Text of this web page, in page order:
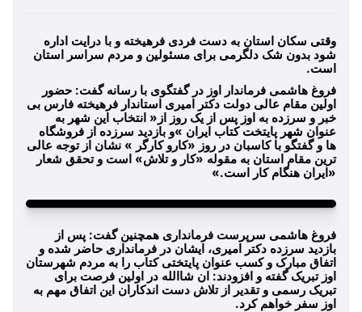
وقتی سکان استان به دست فردی فرهیخته و با درایت اداره
شود بدون شک دلگرمی برای مسئولین و مردم سراسر استان
است.
فروغ هاشمی فرماندار اوز در گفتگوی با رسانه گفت: حضور
اولین مقام عالی دولت دکتر امیری استاندار فرهیخته فارس بی
خبر و سرزده به اوز پس از یک روز از« انتخاب این شهر به
عنوان شهر پایتخت کتاب ایران »و بازدید سرزده از فروشگاه
ها و گفتگو با کاسبان در روز «کارو کارگر » نشان از توجه عالی
ترین مقام استان به مقوله «کار و تلاش» است و تحقق شعار
«ایران هنگام کار است.»
فروغ هاشمی سرپرست فرمانداری همچنین گفت: پس از
بازدید سرزده دکتر امیری، ایشان در فرمانداری حاضر شده و
اتفاق مبارک و کسب عنوان پایتختی کتاب را به مردم شهرستان
اوز تبریک گفته و افزودند: ان شاالله در اولین فرصت برای
تبریک رسمی و تقدیر از تلاش دست اندکاران این اتفاق مهم به
اوز سفر خواهم کرد.